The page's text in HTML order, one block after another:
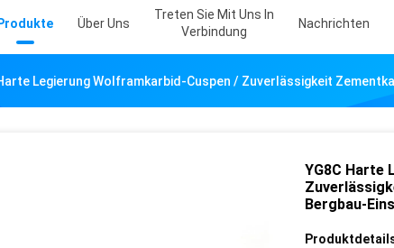
Produkte Über Uns
Treten Sie Mit Uns In
Verbindung
Nachrichten
Legierung Wolframkarbid-Cuspen / Zuverlässigkeit
YG8C Harte
Bergbau-